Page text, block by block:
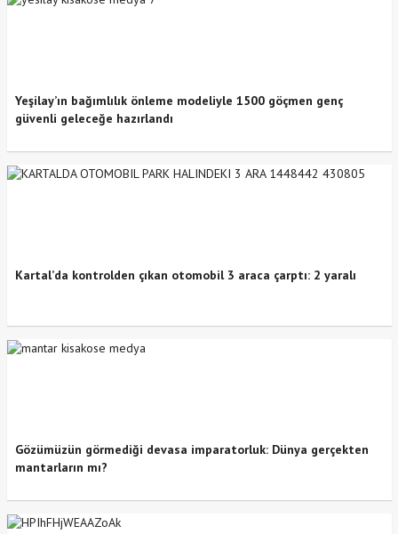
Yeşilay’ın bağımlılık önleme modeliyle 1500 göçmen genç
güvenli geleceğe hazırlandı
Kartal’da kontrolden çıkan otomobil 3 araca çarptı: 2 yaralı
Gözümüzün görmediği devasa imparatorluk: Dünya gerçekten
mantarların mı?